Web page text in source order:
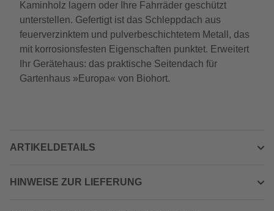
Kaminholz lagern oder Ihre Fahrräder geschützt
unterstellen. Gefertigt ist das Schleppdach aus
feuerverzinktem und pulverbeschichtetem Metall, das
mit korrosionsfesten Eigenschaften punktet. Erweitert
Ihr Gerätehaus: das praktische Seitendach für
Gartenhaus »Europa« von Biohort.
ARTIKELDETAILS
HINWEISE ZUR LIEFERUNG